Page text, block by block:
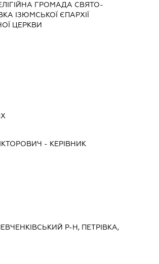
ГРОМАДА СВЯТО-
ІЗЮМСЬКОЇ ЄПАРХІЇ
ЦЕРКВИ
- КЕРІВНИК
Р-Н, ПЕТРІВКА,